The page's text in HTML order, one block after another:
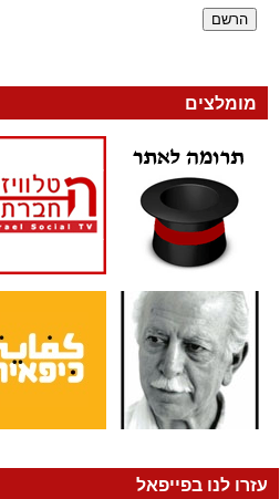
מומלצים
עזרו לנו בפייפאל